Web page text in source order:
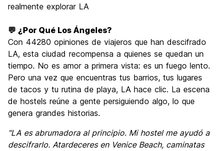
realmente explorar LA
💬 ¿Por Qué Los Ángeles?
Con 44280 opiniones de viajeros que han descifrado
LA, esta ciudad recompensa a quienes se quedan un
tiempo. No es amor a primera vista: es un fuego lento.
Pero una vez que encuentras tus barrios, tus lugares
de tacos y tu rutina de playa, LA hace clic. La escena
de hostels reúne a gente persiguiendo algo, lo que
genera grandes historias.
"LA es abrumadora al principio. Mi hostel me ayudó a
descifrarlo. Atardeceres en Venice Beach, caminatas